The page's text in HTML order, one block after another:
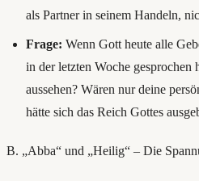
als Partner in seinem Handeln,
Frage: Wenn Gott heute alle
in der letzten Woche
aussehen? Wären nur deine
hätte sich das Reich Gottes
B. „Abba“ und „Heilig“ – Die